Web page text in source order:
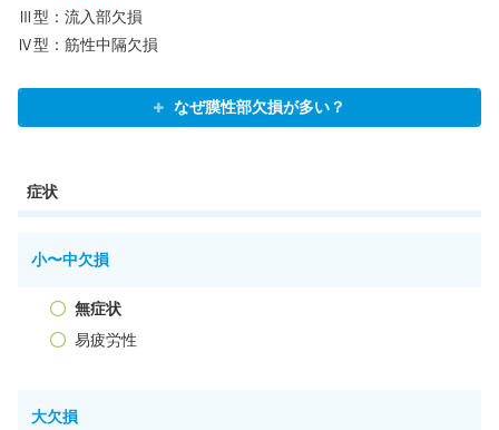
Ⅲ型：流入部欠損
Ⅳ型：筋性中隔欠損
なぜ膜性部欠損が多い？
症状
小〜中欠損
無症状
易疲労性
大欠損